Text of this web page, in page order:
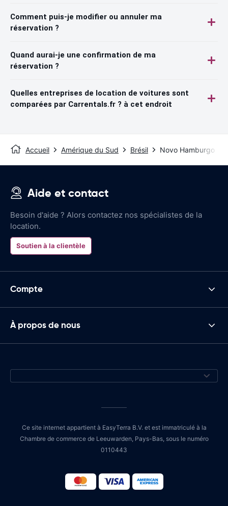
Comment puis-je modifier ou annuler ma
réservation ?
Quand aurai-je une confirmation de ma
réservation ?
Quelles entreprises de location de voitures sont
comparées par Carrentals.fr ? à cet endroit
Accueil Amérique du Sud Brésil Novo Hamburgo
Aide et contact
Besoin d'aide ? Alors contactez nos spécialistes de la
location.
Soutien à la clientèle
Compte
À propos de nous
Ce site internet appartient à EasyTerra B.V. et est immatriculé à la
Chambre de commerce de Leeuwarden, Pays-Bas, sous le numéro
0110443